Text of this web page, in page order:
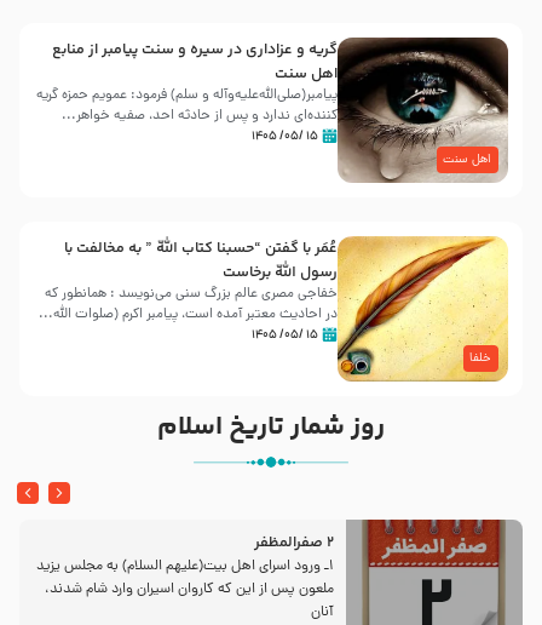
اهل سنت
گریه و عزاداری در سیره و سنت پیامبر از منابع
اهل سنت
پیامبر(صلی‌الله‌علیه‌وآله و سلم) فرمود: عمویم حمزه گریه
کننده‌ای ندارد و پس از حادثه احد، صفیه خواهر...
۱۵ /۰۵/ ۱۴۰۵
خلفا
عُمَر با گفتن “حسبنا كتاب اللّه ” به مخالفت با
رسول اللّه برخاست
خفاجی مصری عالم بزرگ سنی می‌نویسد : همانطور که
در احادیث معتبر آمده است، پیامبر اکرم (صلوات اللّه...
۱۵ /۰۵/ ۱۴۰۵
روز شمار تاریخ اسلام
2 صفرالمظفر
1ـ ورود اسراى اهل بیت‌(علیهم السلام) به مجلس یزید
ملعون پس از این كه كاروان اسیران وارد شام شدند،
آنان